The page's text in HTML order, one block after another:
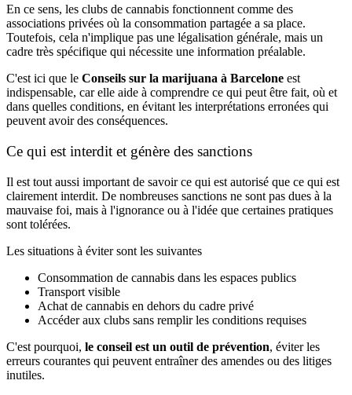
En ce sens, les clubs de cannabis fonctionnent comme des
associations privées où la consommation partagée a sa place.
Toutefois, cela n'implique pas une légalisation générale, mais un
cadre très spécifique qui nécessite une information préalable.
C'est ici que le Conseils sur la marijuana à Barcelone est
indispensable, car elle aide à comprendre ce qui peut être fait, où et
dans quelles conditions, en évitant les interprétations erronées qui
peuvent avoir des conséquences.
Ce qui est interdit et génère des sanctions
Il est tout aussi important de savoir ce qui est autorisé que ce qui est
clairement interdit. De nombreuses sanctions ne sont pas dues à la
mauvaise foi, mais à l'ignorance ou à l'idée que certaines pratiques
sont tolérées.
Les situations à éviter sont les suivantes
Consommation de cannabis dans les espaces publics
Transport visible
Achat de cannabis en dehors du cadre privé
Accéder aux clubs sans remplir les conditions requises
C'est pourquoi, le conseil est un outil de prévention, éviter les
erreurs courantes qui peuvent entraîner des amendes ou des litiges
inutiles.